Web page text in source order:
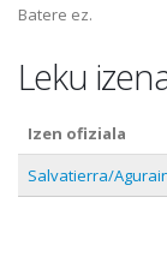
Batere ez.
Leku
Izen ofiziala
Salvatierra/